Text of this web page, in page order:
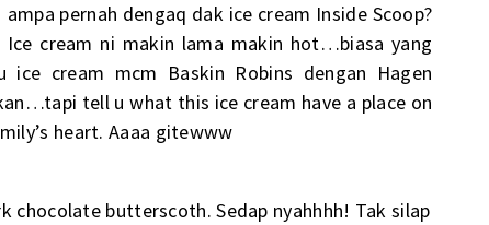
ampa pernah dengaq dak ice cream Inside Scoop?
Ice cream ni makin lama makin hot…biasa yang
ice cream mcm Baskin Robins dengan Hagen
tell u what this ice cream have a place on
heart. Aaaa gitewww
chocolate butterscoth. Sedap nyahhhh! Tak silap